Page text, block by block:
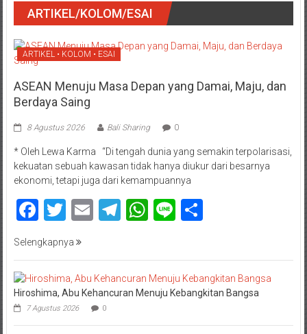
ARTIKEL/KOLOM/ESAI
ARTIKEL • KOLOM • ESAI
ASEAN Menuju Masa Depan yang Damai, Maju, dan
Berdaya Saing
8 Agustus 2026 Bali Sharing 0
* Oleh Lewa Karma “Di tengah dunia yang semakin terpolarisasi,
kekuatan sebuah kawasan tidak hanya diukur dari besarnya
ekonomi, tetapi juga dari kemampuannya
Facebook
Twitter
EmailTelegram
WhatsApp
LineShare
Selengkapnya
Hiroshima, Abu Kehancuran Menuju Kebangkitan Bangsa
7 Agustus 2026 0